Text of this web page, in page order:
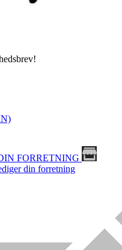
FORRETNING
din forretning